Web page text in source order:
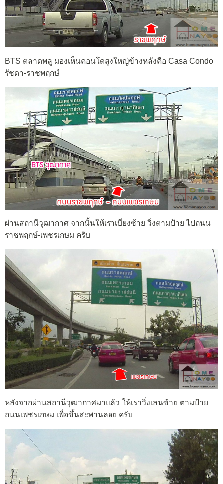
BTS ตลาดพลู มองเห็นคอนโดสูงใหญ่ข้างหลังคือ Casa Condo
รัชดา-ราชพฤกษ์
ผ่านสถานีวุฒากาศ จากนั้นให้เราเบี่ยงซ้าย วิ่งตามป้าย ไปถนน
ราชพฤกษ์-เพชรเกษม ครับ
หลังจากผ่านสถานีวุฒากาศมาแล้ว ให้เราวิ่งเลนซ้าย ตามป้าย
ถนนเพชรเกษม เพื่อขึ้นสะพานลอย ครับ